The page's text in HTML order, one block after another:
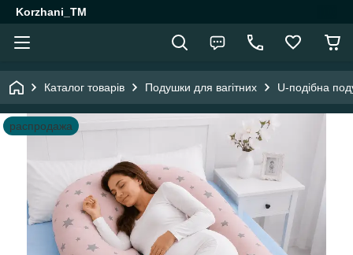
Korzhani_TM
Каталог товарів Подушки для вагітних U-подібна
распродажа